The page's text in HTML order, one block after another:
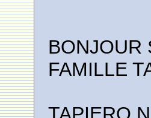
BONJOUR
FAMILLE